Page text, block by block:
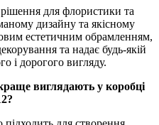
для флористики та
дизайну та якісному
естетичним обрамленням,
та надає будь-якій
і дорогого вигляду.
виглядають у коробці